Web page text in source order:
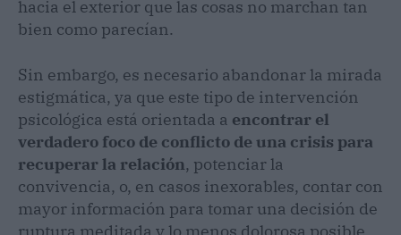
hacia el exterior que las cosas no marchan tan
bien como parecían.
Sin embargo, es necesario abandonar la mirada
estigmática, ya que este tipo de intervención
psicológica está orientada a encontrar el
verdadero foco de conflicto de una crisis para
recuperar la relación, potenciar la
convivencia, o, en casos inexorables, contar con
mayor información para tomar una decisión de
ruptura meditada y lo menos dolorosa posible.